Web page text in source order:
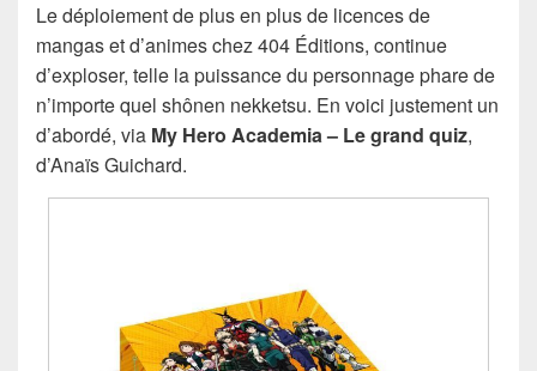
Le déploiement de plus en plus de licences de
mangas et d’animes chez 404 Éditions, continue
d’exploser, telle la puissance du personnage phare de
n’importe quel shônen nekketsu. En voici justement un
d’abordé, via My Hero Academia – Le grand quiz,
d’Anaïs Guichard.